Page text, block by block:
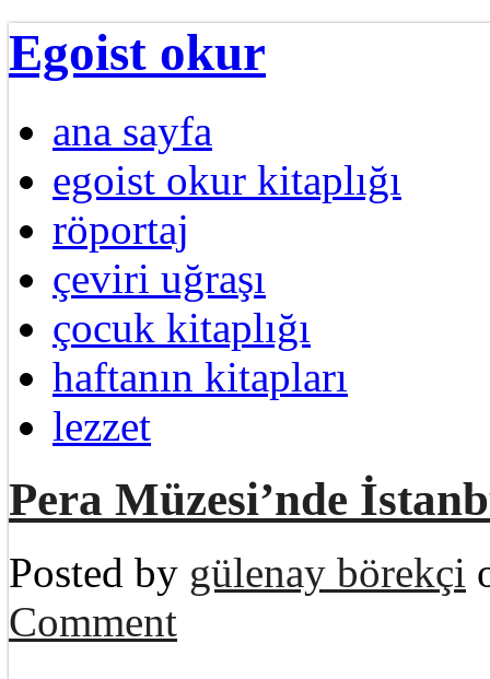
Egoist okur
ana sayfa
egoist okur kitaplığı
röportaj
çeviri uğraşı
çocuk kitaplığı
haftanın kitapları
lezzet
Pera Müzesi’nde
Posted by gülenay börekçi
Comment